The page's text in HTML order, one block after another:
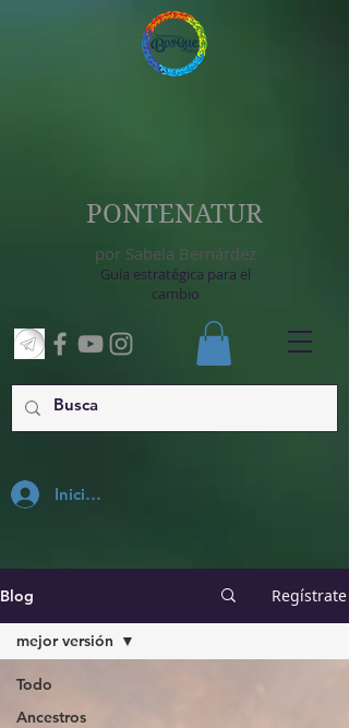
Inicia Sesión
PONTENATUR
por Sabela Bernárdez
Guía estratégica para el
cambio
Blog Regístrate
Todo
Ancestros
mejor versión